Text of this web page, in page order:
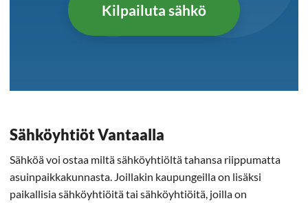
Kilpailuta sähkö
Sähköyhtiöt Vantaalla
Sähköä voi ostaa miltä sähköyhtiöltä tahansa riippumatta
asuinpaikkakunnasta. Joillakin kaupungeilla on lisäksi
paikallisia sähköyhtiöitä tai sähköyhtiöitä, joilla on